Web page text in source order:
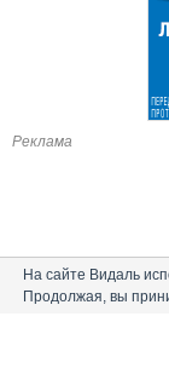
Реклама
На сайте Видаль
Продолжая, вы